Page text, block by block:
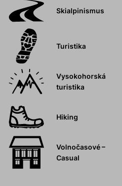
Skialpinismus
Turistika
Vysokohorská
turistika
Hiking
Volnočasové –
Casual